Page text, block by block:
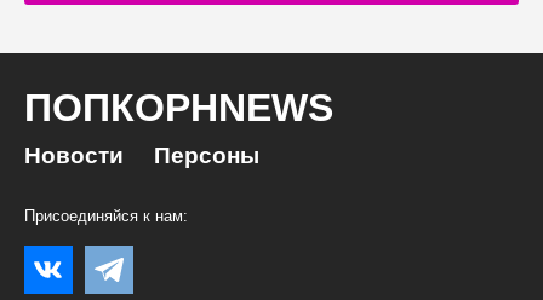
ПОПКОРНNEWS
Новости Персоны
Присоединяйся к нам: